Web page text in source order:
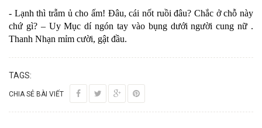
- Lạnh thì trẫm ủ cho ấm! Đâu, cái nốt ruồi đâu? Chắc ở chỗ này
chứ gì? – Uy Mục dí ngón tay vào bụng dưới người cung nữ .
Thanh Nhạn mỉm cười, gật đầu.
TAGS:
CHIA SẺ BÀI VIẾT